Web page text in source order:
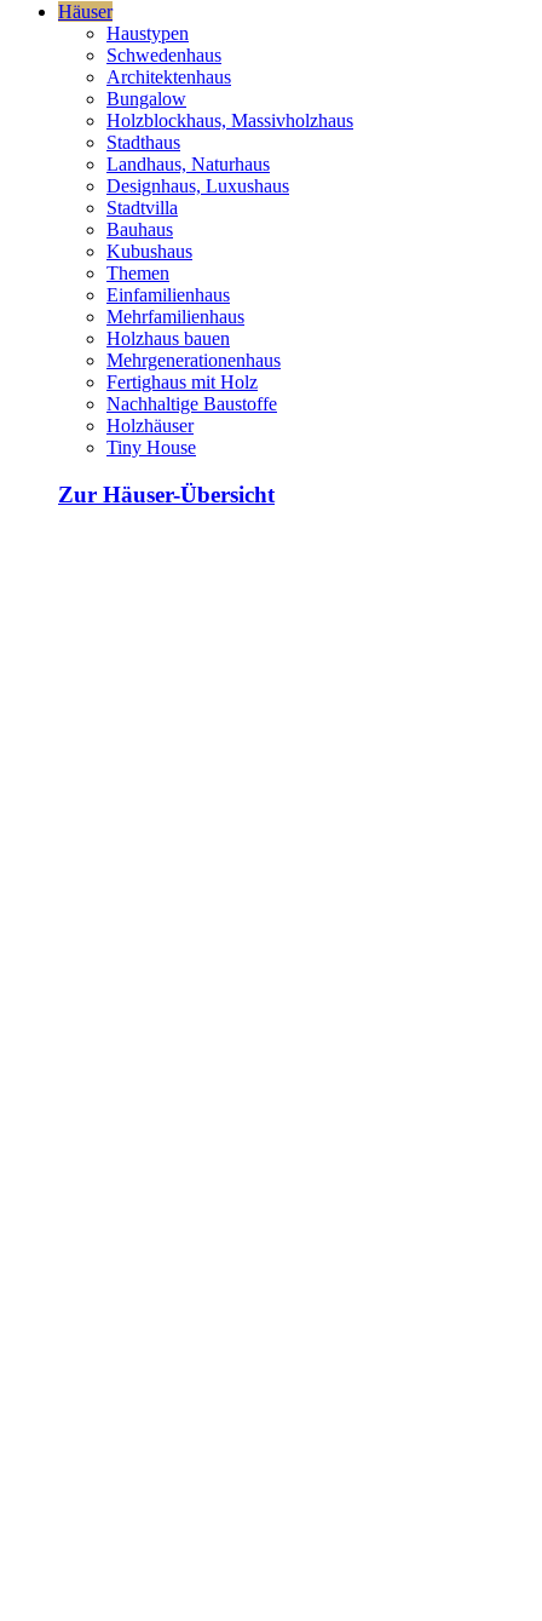
Häuser
Haustypen
Schwedenhaus
Architektenhaus
Bungalow
Holzblockhaus, Massivholzhaus
Stadthaus
Landhaus, Naturhaus
Designhaus, Luxushaus
Stadtvilla
Bauhaus
Kubushaus
Themen
Einfamilienhaus
Mehrfamilienhaus
Holzhaus bauen
Mehrgenerationenhaus
Fertighaus mit Holz
Nachhaltige Baustoffe
Holzhäuser
Tiny House
Zur Häuser-Übersicht